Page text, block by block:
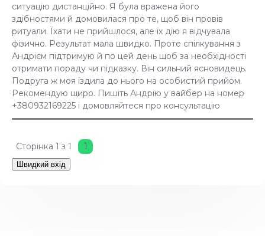
ситуацію дистанційно. Я була вражена його
здібностями й домовилася про те, щоб він провів
ритуали. Їхати не прийшлося, але їх дію я відчувала
фізично. Результат мала швидко. Проте спілкування з
Андрієм підтримую й по цей день щоб за необхідності
отримати пораду чи підказку. Він сильний ясновидець.
Подруга ж моя їздила до нього на особистий прийом.
Рекомендую щиро. Пишіть Андрію у вайбер на номер
+380932169225 і домовляйтеся про консультацію
Сторінка 1 з 1 1